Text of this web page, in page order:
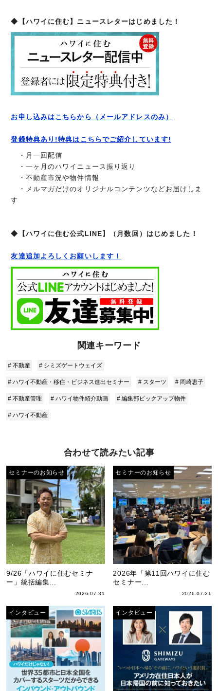
◆【ハワイに住む】ニュースレターはじめました！
お申し込みはこちらから（メールアドレスのみ）
登録特典あり!特典はこちらでご紹介しています!
・月一回配信
・一ヶ月のハワイニュース振り返り
・不動産市況や物件情報
・メルマガだけのオリジナルコンテンツなどお届けしま
す
◆【ハワイに住む公式LINE】（月数回）はじめました！
友達追加よろしくお願いします！
関連キーワード
# 不動産 # シミズゲートウェイズ
# ハワイ不動産・移住・ビジネス進出セミナー # スターツ # 岡崎恵子
# 不動産管理 # ハワイ物件紹介動画 # 編集部ピックアップ物件
# ハワイ不動産
合わせて読みたい記事
セミナーのお知らせ
9/26「ハワイに住むセミナ
ー」統括編集...
2026.07.31
セミナーのお知らせ
2026年「第11回ハワイに住む
セミナー...
2026.07.21
インタビュー インタビュー